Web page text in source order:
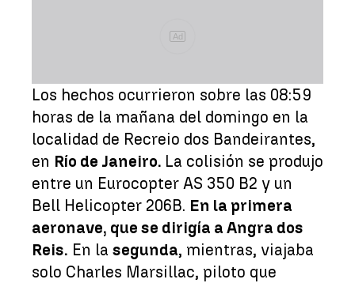
Ad
Los hechos ocurrieron sobre las 08:59
horas de la mañana del domingo en la
localidad de Recreio dos Bandeirantes,
en Río de Janeiro. La colisión se produjo
entre un Eurocopter AS 350 B2 y un
Bell Helicopter 206B. En la primera
aeronave, que se dirigía a Angra dos
Reis. En la segunda, mientras, viajaba
solo Charles Marsillac, piloto que